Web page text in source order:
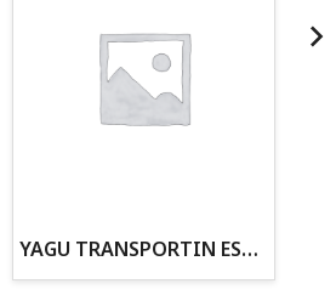
YAGU TRANSPORTIN ESPUMA CAMUFLAJE Nº1 36x30x28